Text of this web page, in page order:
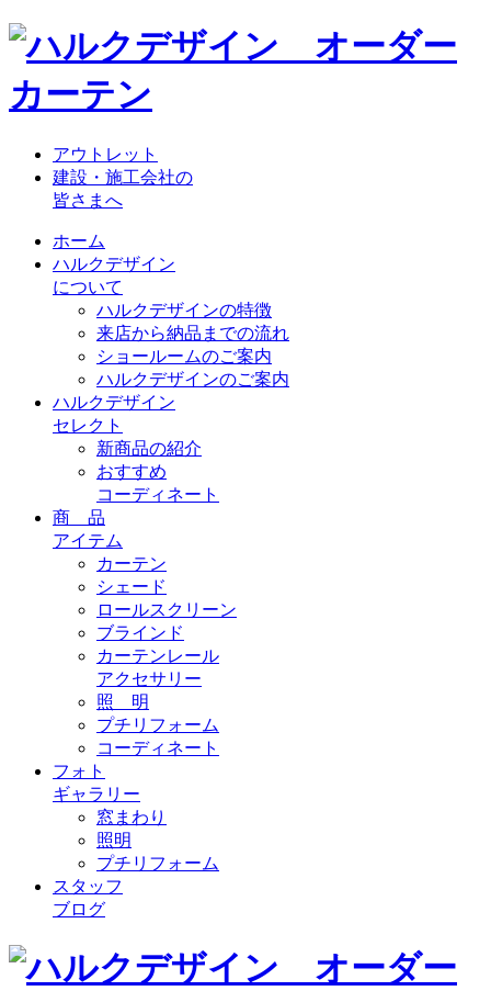
アウトレット
建設・施工会社の
皆さまへ
ホーム
ハルクデザイン
について
ハルクデザインの特徴
来店から納品までの流れ
ショールームのご案内
ハルクデザインのご案内
ハルクデザイン
セレクト
新商品の紹介
おすすめ
コーディネート
商 品
アイテム
カーテン
シェード
ロールスクリーン
ブラインド
カーテンレール
アクセサリー
照 明
プチリフォーム
コーディネート
フォト
ギャラリー
窓まわり
照明
プチリフォーム
スタッフ
ブログ